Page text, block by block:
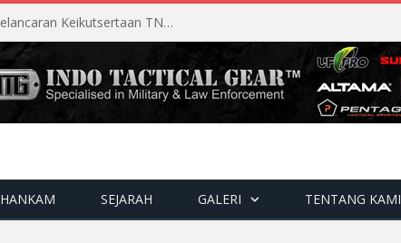
Perencanaan Matang Sopsau Dukung Kelancaran Keikutsertaan TNI AU di Pitch Black 2026
HANKAM SEJARAH GALERI TENTANG KAMI